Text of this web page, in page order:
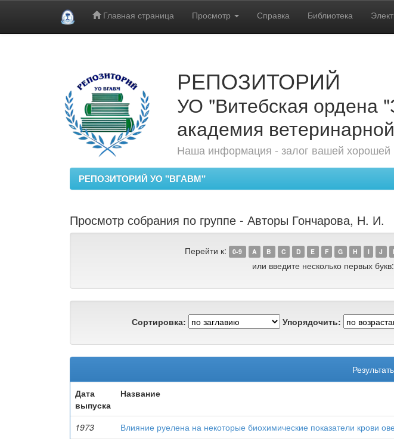
Главная страница Просмотр Справка Библиотека
РЕПОЗИТОРИЙ
УО "Витебская ордена
академия
Наша информация - залог вашей хорошей
РЕПОЗИТОРИЙ УО "ВГАВМ"
Просмотр собрания по группе - Авторы Гончарова, Н. И.
Перейти к: 0-9 A B C D E F G H I J
или введите несколько первых букв:
Сортировка: Упорядочить:
Дата
выпуска
Название
1973 Влияние руелена на некоторые биохимические показатели крови